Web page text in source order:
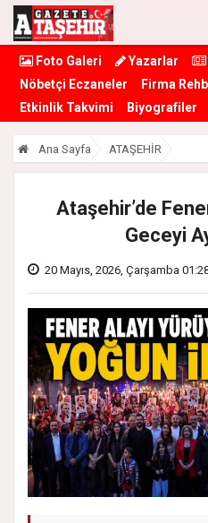
Foto Galeri Yazarlar
Nöbetçi Eczaneler
Firma
Etkinlik Takvimi
Biyografiler
Ana Sayfa ATAŞEHİR
Ataşehir’de
Geceyi
20 Mayıs, 2026, Çarşamba